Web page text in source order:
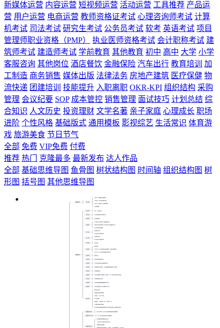
新媒体运营 内容运营 短视频运营 活动运营 工具推荐 产品运
营 用户运营 电商运营 教师资格证考试 心理咨询师考试 计算
机考试 司法考试 研究生考试 公务员考试 软考 英语考试 项目
管理师职业资格（PMP）
执业医师资格考试 会计职称考试 建
筑师考试 建造师考试 学前教育 其他教育 初中 高中 大学 小学
客服咨询 其他岗位 酒店餐饮 金融保险 汽车出行 教育培训
加
工制造 商务销售 媒体出版 法律法务 房地产建筑 医疗保健 物
流快递 团建培训 技能提升 入职离职 OKR-KPI 组织结构 采购
管理 会议纪要 SOP 成本管控 销售管理 面试技巧 计划总结 综
合知识 人文历史 投资理财 文学名著 亲子家庭 心理成长 职场
进阶 个性风格 基础版式 通用模板 影视综艺 生活常识 体育游
戏 旅游美食 节日节气
全部 免费 VIP免费 付费
推荐 热门 克隆最多 最新发布 达人作品
全部 基础思维导图 鱼骨图 树状结构图 时间轴 组织结构图 树
形图 括号图 其他思维导图